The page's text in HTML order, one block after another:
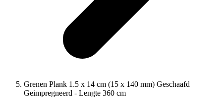
Grenen Plank 1.5 x 14 cm (15 x 140 mm) Geschaafd
Geimpregneerd - Lengte 360 cm